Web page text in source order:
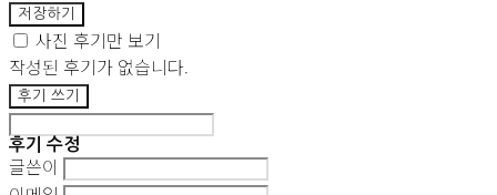
저장하기
사진 후기만 보기
작성된 후기가 없습니다.
후기 쓰기
후기 수정
글쓴이